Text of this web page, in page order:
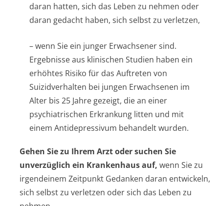
daran hatten, sich das Leben zu nehmen oder
daran gedacht haben, sich selbst zu verletzen,
– wenn Sie ein junger Erwachsener sind.
Ergebnisse aus klinischen Studien haben ein
erhöhtes Risiko für das Auftreten von
Suizidverhalten bei jungen Erwachsenen im
Alter bis 25 Jahre gezeigt, die an einer
psychiatrischen Erkrankung litten und mit
einem Antidepressivum behandelt wurden.
Gehen Sie zu Ihrem Arzt oder suchen Sie
unverzüglich ein Krankenhaus auf, wenn Sie zu
irgendeinem Zeitpunkt Gedanken daran entwickeln,
sich selbst zu verletzen oder sich das Leben zu